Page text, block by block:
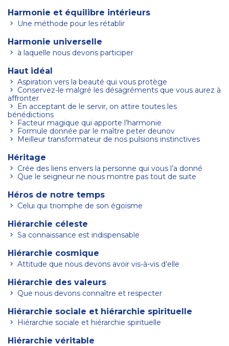
Harmonie et équilibre intérieurs
Une méthode pour les rétablir
Harmonie universelle
à laquelle nous devons participer
Haut idéal
Aspiration vers la beauté qui vous protège
affronter
bénédictions
Facteur magique qui apporte l’harmonie
Formule donnée par le maître peter deunov
Meilleur transformateur de nos pulsions instinctives
Héritage
Crée des liens envers la personne qui vous l’a donné
Que le seigneur ne nous montre pas tout de suite
Héros de notre temps
Celui qui triomphe de son égoïsme
Hiérarchie céleste
Sa connaissance est indispensable
Hiérarchie cosmique
Attitude que nous devons avoir vis-à-vis d’elle
Hiérarchie des valeurs
Que nous devons connaître et respecter
Hiérarchie sociale et hiérarchie spirituelle
Hiérarchie sociale et hiérarchie spirituelle
Hiérarchie véritable